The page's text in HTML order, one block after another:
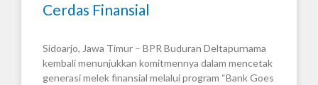
Cerdas Finansial
Sidoarjo, Jawa Timur – BPR Buduran Deltapurnama
kembali menunjukkan komitmennya dalam mencetak
generasi melek finansial melalui program “Bank Goes